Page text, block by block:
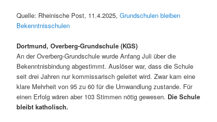
Quelle: Rheinische Post, 11.4.2025,Grundschulen bleiben
Bekenntnisschulen
Dortmund, Overberg-Grundschule (KGS)
An der Overberg-Grundschule wurde Anfang Juli über die
Bekenntnisbindung abgestimmt. Auslöser war, dass die Schule
seit drei Jahren nur kommissarisch geleitet wird. Zwar kam eine
klare Mehrheit von 95 zu 60 für die Umwandlung zustande. Für
einen Erfolg wären aber 103 Stimmen nötig gewesen. Die Schule
bleibt katholisch.